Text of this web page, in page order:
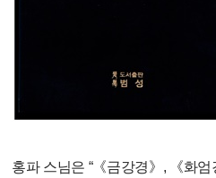
홍파 스님은 “《금강경》, 《화